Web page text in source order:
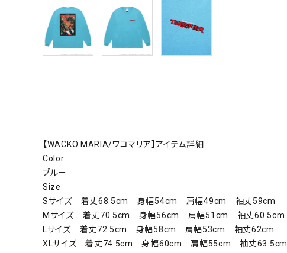
【WACKO MARIA/ワコマリア】アイテム詳細
Color
ブルー
Size
Sサイズ 着丈68.5cm 身幅54cm 肩幅49cm 袖丈59cm
Mサイズ 着丈70.5cm 身幅56cm 肩幅51cm 袖丈60.5cm
Lサイズ 着丈72.5cm 身幅58cm 肩幅53cm 袖丈62cm
XLサイズ 着丈74.5cm 身幅60cm 肩幅55cm 袖丈63.5cm